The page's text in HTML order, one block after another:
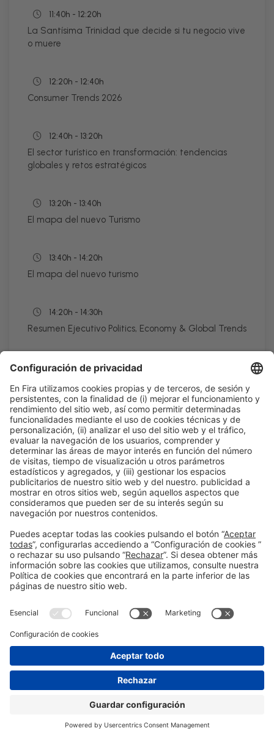
11:40h - 12:20h
La Santísima Trinidad que decide si tu negocio vive
o muere
12:20h - 12:40h
Consumer Trends 2026
12:40h - 13:20h
El sector turístico en transformación: tendencias
globales y retos estratégicos
13:20h - 13:40h
El mapa del nuevo Turismo
13:40h - 14:20h
El mapa del nuevo turismo
14:20h - 14:30h
Resumen Ejecutivo Politics, Economy & Global Trends
23
11:10h - 14:30h
Talk Stage 2 - The Horeca Hub
Acceso libre
Leer más
11:15h
MESA REDONDA |
Cuando el café es el centro. Modelos
HORECA que funcionan